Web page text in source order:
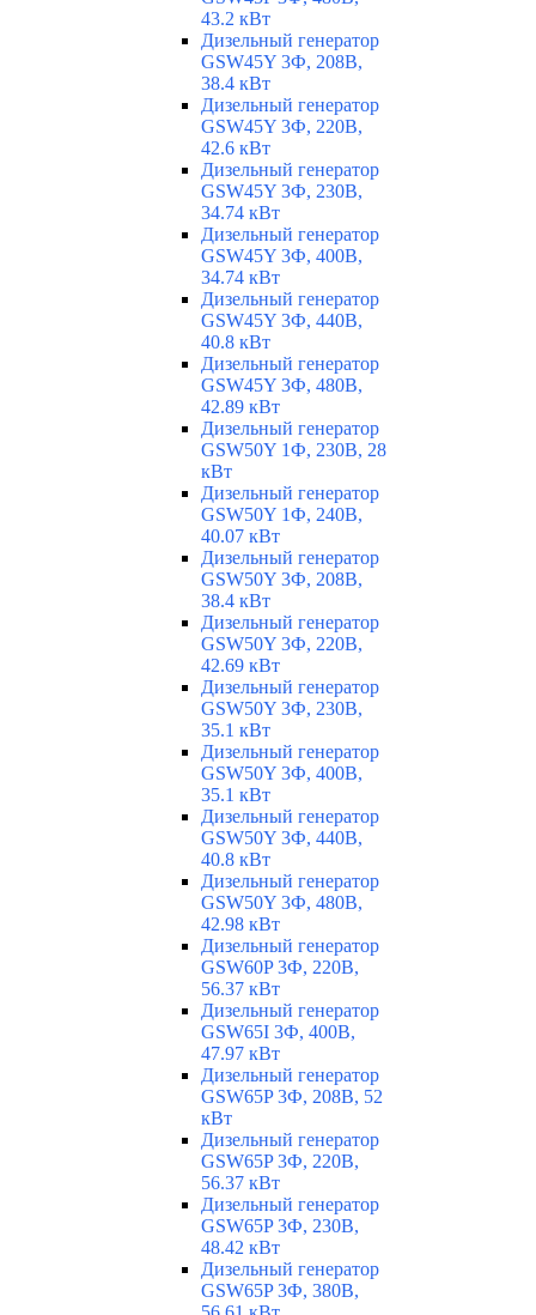
43.2 кВт
Дизельный генератор
GSW45Y 3Ф, 208В,
38.4 кВт
Дизельный генератор
GSW45Y 3Ф, 220В,
42.6 кВт
Дизельный генератор
GSW45Y 3Ф, 230В,
34.74 кВт
Дизельный генератор
GSW45Y 3Ф, 400В,
34.74 кВт
Дизельный генератор
GSW45Y 3Ф, 440В,
40.8 кВт
Дизельный генератор
GSW45Y 3Ф, 480В,
42.89 кВт
Дизельный генератор
GSW50Y 1Ф, 230В, 28
кВт
Дизельный генератор
GSW50Y 1Ф, 240В,
40.07 кВт
Дизельный генератор
GSW50Y 3Ф, 208В,
38.4 кВт
Дизельный генератор
GSW50Y 3Ф, 220В,
42.69 кВт
Дизельный генератор
GSW50Y 3Ф, 230В,
35.1 кВт
Дизельный генератор
GSW50Y 3Ф, 400В,
35.1 кВт
Дизельный генератор
GSW50Y 3Ф, 440В,
40.8 кВт
Дизельный генератор
GSW50Y 3Ф, 480В,
42.98 кВт
Дизельный генератор
GSW60P 3Ф, 220В,
56.37 кВт
Дизельный генератор
GSW65I 3Ф, 400В,
47.97 кВт
Дизельный генератор
GSW65P 3Ф, 208В, 52
кВт
Дизельный генератор
GSW65P 3Ф, 220В,
56.37 кВт
Дизельный генератор
GSW65P 3Ф, 230В,
48.42 кВт
Дизельный генератор
GSW65P 3Ф, 380В,